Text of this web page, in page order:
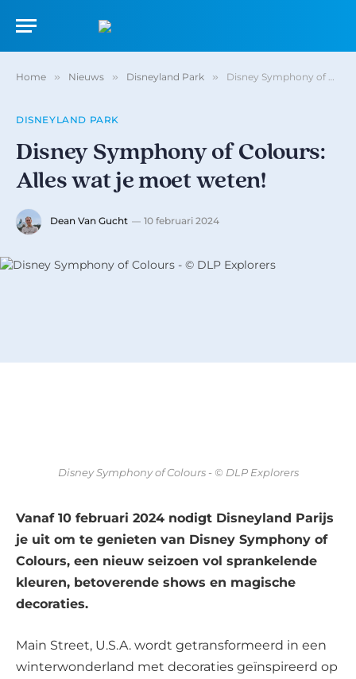
Home » Nieuws » Disneyland Park » Disney Symphony of Colours: Alles wat je moet weten!
DISNEYLAND PARK
Disney Symphony of Colours:
Alles wat je moet weten!
Dean Van Gucht 10 februari 2024
Disney Symphony of Colours - © DLP Explorers
Vanaf 10 februari 2024 nodigt Disneyland Parijs
je uit om te genieten van Disney Symphony of
Colours, een nieuw seizoen vol sprankelende
kleuren, betoverende shows en magische
decoraties.
Main Street, U.S.A. wordt getransformeerd in een
winterwonderland met decoraties geïnspireerd op